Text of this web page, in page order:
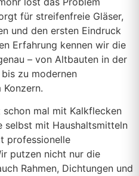
für streifenfreie Gläser,
und den ersten Eindruck
Erfahrung kennen wir die
– von Altbauten in der
zu modernen
mal mit Kalkflecken
selbst mit Haushaltsmitteln
professionelle
putzen nicht nur die
Rahmen, Dichtungen und